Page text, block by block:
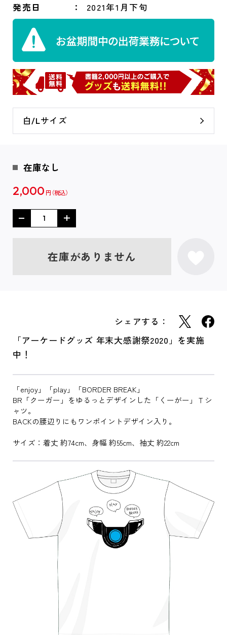
発売日 2021年1月下旬
白/Lサイズ
在庫なし
2,000 円
在庫がありません
シェアする：
「アーケードグッズ 年末大感謝祭2020」を実施
中！
「enjoy」「play」「BORDER BREAK」
BR「クーガー」をゆるっとデザインした「くーがー」Ｔシ
ャツ。
BACKの腰辺りにもワンポイントデザイン入り。
サイズ：着丈 約74cm、身幅 約55cm、袖丈 約22cm